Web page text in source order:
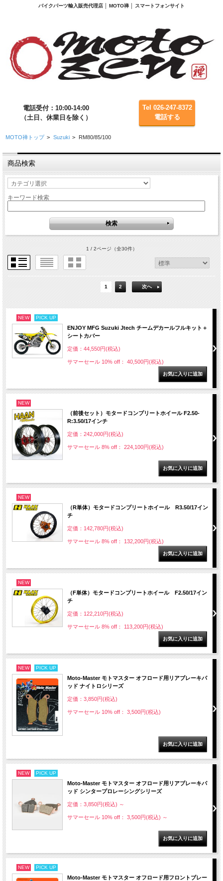
バイクパーツ輸入販売代理店 │ MOTO禅 │ スマートフォンサイト
電話受付：10:00-14:00
（土日、休業日を除く）
Tel 026-247-8372
電話する
MOTO禅トップ > Suzuki > RM80/85/100
商品検索
キーワード検索
1 / 2ページ（全30件）
1 2 次へ
NEW PICK UP
ENJOY MFG Suzuki Jtech チームデカールフルキット＋
シートカバー
定価：44,550円(税込)
サマーセール 10% off： 40,500円(税込)
NEW
（前後セット）モタードコンプリートホイール F2.50-
R:3.50/17インチ
定価：242,000円(税込)
サマーセール 8% off： 224,100円(税込)
NEW
（R単体）モタードコンプリートホイール R3.50/17イン
チ
定価：142,780円(税込)
サマーセール 8% off： 132,200円(税込)
NEW
（F単体）モタードコンプリートホイール F2.50/17イン
チ
定価：122,210円(税込)
サマーセール 8% off： 113,200円(税込)
NEW PICK UP
Moto-Master モトマスター オフロード用リアブレーキパ
ッド ナイトロシリーズ
定価：3,850円(税込)
サマーセール 10% off： 3,500円(税込)
NEW PICK UP
Moto-Master モトマスター オフロード用リアブレーキパ
ッド シンタープロレーシングシリーズ
定価：3,850円(税込) ～
サマーセール 10% off： 3,500円(税込) ～
NEW PICK UP
Moto-Master モトマスター オフロード用フロントブレー